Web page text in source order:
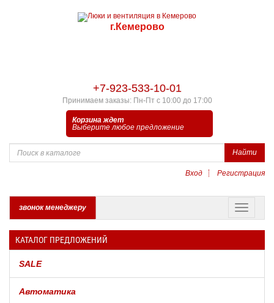
г.Кемерово
+7-923-533-10-01
Принимаем заказы: Пн-Пт с 10:00 до 17:00
Корзина ждет
Выберите любое предложение
Найти
Вход Регистрация
звонок менеджеру
КАТАЛОГ ПРЕДЛОЖЕНИЙ
SALE
Автоматика